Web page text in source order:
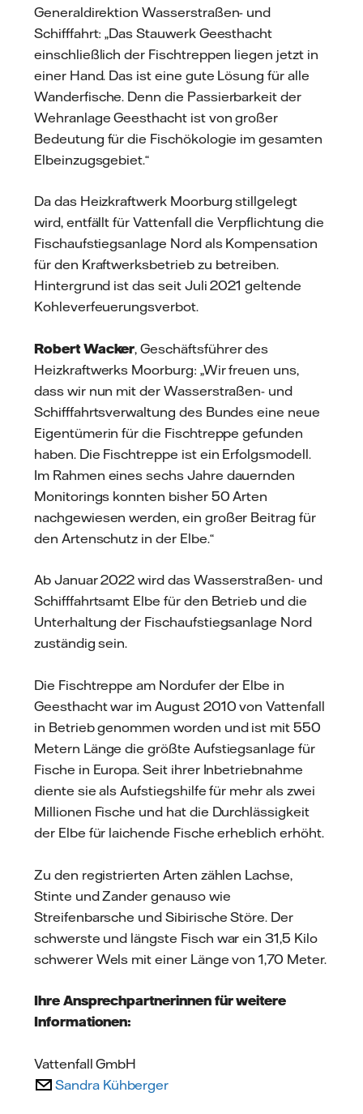
Generaldirektion Wasserstraßen- und
Schifffahrt: „Das Stauwerk Geesthacht
einschließlich der Fischtreppen liegen jetzt in
einer Hand. Das ist eine gute Lösung für alle
Wanderfische. Denn die Passierbarkeit der
Wehranlage Geesthacht ist von großer
Bedeutung für die Fischökologie im gesamten
Elbeinzugsgebiet.“
Da das Heizkraftwerk Moorburg stillgelegt
wird, entfällt für Vattenfall die Verpflichtung die
Fischaufstiegsanlage Nord als Kompensation
für den Kraftwerksbetrieb zu betreiben.
Hintergrund ist das seit Juli 2021 geltende
Kohleverfeuerungsverbot.
Robert Wacker, Geschäftsführer des
Heizkraftwerks Moorburg: „Wir freuen uns,
dass wir nun mit der Wasserstraßen- und
Schifffahrtsverwaltung des Bundes eine neue
Eigentümerin für die Fischtreppe gefunden
haben. Die Fischtreppe ist ein Erfolgsmodell.
Im Rahmen eines sechs Jahre dauernden
Monitorings konnten bisher 50 Arten
nachgewiesen werden, ein großer Beitrag für
den Artenschutz in der Elbe.“
Ab Januar 2022 wird das Wasserstraßen- und
Schifffahrtsamt Elbe für den Betrieb und die
Unterhaltung der Fischaufstiegsanlage Nord
zuständig sein.
Die Fischtreppe am Nordufer der Elbe in
Geesthacht war im August 2010 von Vattenfall
in Betrieb genommen worden und ist mit 550
Metern Länge die größte Aufstiegsanlage für
Fische in Europa. Seit ihrer Inbetriebnahme
diente sie als Aufstiegshilfe für mehr als zwei
Millionen Fische und hat die Durchlässigkeit
der Elbe für laichende Fische erheblich erhöht.
Zu den registrierten Arten zählen Lachse,
Stinte und Zander genauso wie
Streifenbarsche und Sibirische Störe. Der
schwerste und längste Fisch war ein 31,5 Kilo
schwerer Wels mit einer Länge von 1,70 Meter.
Ihre Ansprechpartnerinnen für weitere
Informationen:
Vattenfall GmbH
Sandra Kühberger